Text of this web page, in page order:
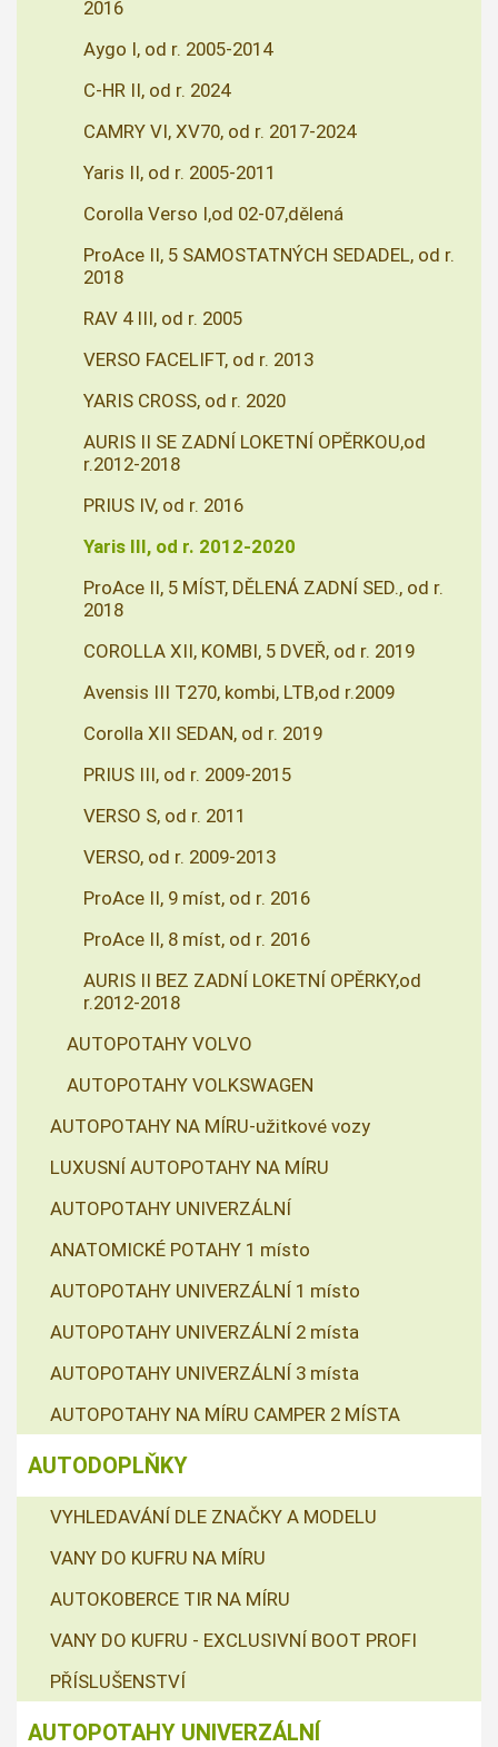
2016
Aygo I, od r. 2005-2014
C-HR II, od r. 2024
CAMRY VI, XV70, od r. 2017-2024
Yaris II, od r. 2005-2011
Corolla Verso I,od 02-07,dělená
ProAce II, 5 SAMOSTATNÝCH SEDADEL, od r.
2018
RAV 4 III, od r. 2005
VERSO FACELIFT, od r. 2013
YARIS CROSS, od r. 2020
AURIS II SE ZADNÍ LOKETNÍ OPĚRKOU,od
r.2012-2018
PRIUS IV, od r. 2016
Yaris III, od r. 2012-2020
ProAce II, 5 MÍST, DĚLENÁ ZADNÍ SED., od r.
2018
COROLLA XII, KOMBI, 5 DVEŘ, od r. 2019
Avensis III T270, kombi, LTB,od r.2009
Corolla XII SEDAN, od r. 2019
PRIUS III, od r. 2009-2015
VERSO S, od r. 2011
VERSO, od r. 2009-2013
ProAce II, 9 míst, od r. 2016
ProAce II, 8 míst, od r. 2016
AURIS II BEZ ZADNÍ LOKETNÍ OPĚRKY,od
r.2012-2018
AUTOPOTAHY VOLVO
AUTOPOTAHY VOLKSWAGEN
AUTOPOTAHY NA MÍRU-užitkové vozy
LUXUSNÍ AUTOPOTAHY NA MÍRU
AUTOPOTAHY UNIVERZÁLNÍ
ANATOMICKÉ POTAHY 1 místo
AUTOPOTAHY UNIVERZÁLNÍ 1 místo
AUTOPOTAHY UNIVERZÁLNÍ 2 místa
AUTOPOTAHY UNIVERZÁLNÍ 3 místa
AUTOPOTAHY NA MÍRU CAMPER 2 MÍSTA
AUTODOPLŇKY
VYHLEDAVÁNÍ DLE ZNAČKY A MODELU
VANY DO KUFRU NA MÍRU
AUTOKOBERCE TIR NA MÍRU
VANY DO KUFRU - EXCLUSIVNÍ BOOT PROFI
PŘÍSLUŠENSTVÍ
AUTOPOTAHY UNIVERZÁLNÍ